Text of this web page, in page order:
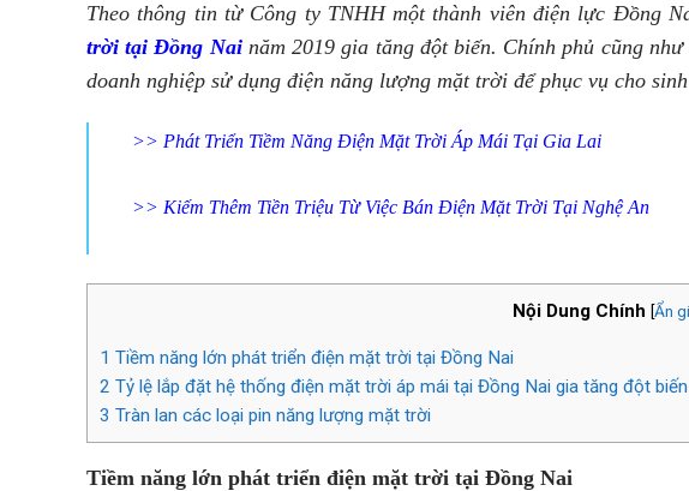
Theo thông tin từ Công ty TNHH một thành viên điện lực Đồng
trời tại Đồng Nainăm 2019 gia tăng đột biến. Chính phủ cũng
doanh nghiệp sử dụng điện năng lượng mặt trời để phục vụ cho
>> Phát Triển Tiềm Năng Điện Mặt Trời Áp Mái Tại Gia Lai
>> Kiếm Thêm Tiền Triệu Từ Việc Bán Điện Mặt Trời Tại NghệAn
Nội Dung Chính [Ẩn
1 Tiềm năng lớn phát triển điện mặt trời tại Đồng Nai
2 Tỷ lệ lắp đặt hệ thống điện mặt trời áp mái tại Đồng Nai gia tăng đột biến
3 Tràn lan các loại pin năng lượng mặt trời
Tiềm năng lớn phát triển điện mặt trời tại Đồng Nai